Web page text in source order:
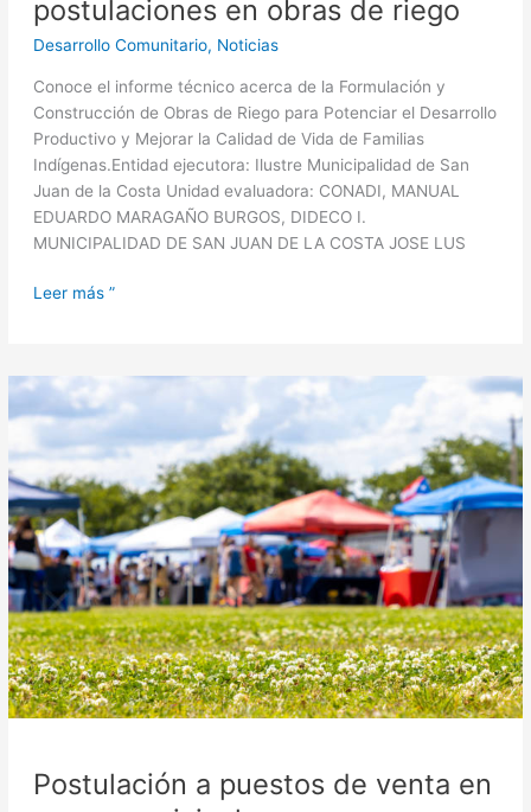
postulaciones en obras de riego
Desarrollo Comunitario, Noticias
Conoce el informe técnico acerca de la Formulación y
Construcción de Obras de Riego para Potenciar el Desarrollo
Productivo y Mejorar la Calidad de Vida de Familias
Indígenas.Entidad ejecutora: Ilustre Municipalidad de San
Juan de la Costa Unidad evaluadora: CONADI, MANUAL
EDUARDO MARAGAÑO BURGOS, DIDECO I.
MUNICIPALIDAD DE SAN JUAN DE LA COSTA JOSE LUS
Leer más ”
Postulación a puestos de venta en
Postulación
a
venta
en
carpa
municipal